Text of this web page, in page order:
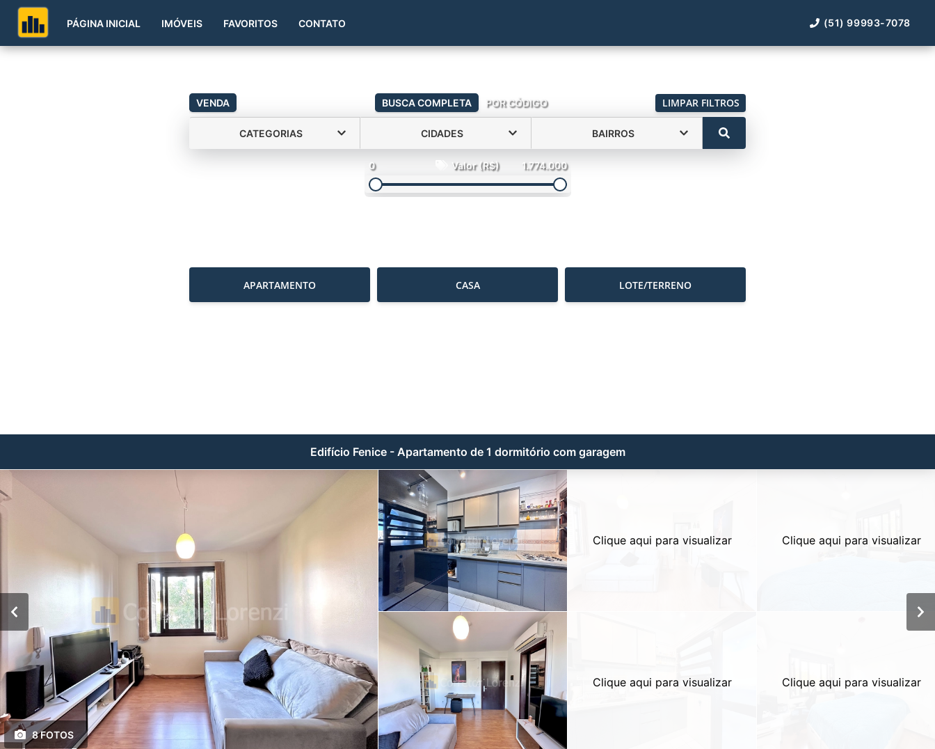
PÁGINA INICIAL IMÓVEIS FAVORITOS CONTATO (51) 99993-7078
VENDA BUSCA COMPLETA POR CÓDIGO LIMPAR FILTROS
CATEGORIAS CIDADES BAIRROS
0 Valor (R$) 1.774.000
APARTAMENTO CASA LOTE/TERRENO
Edifício Fenice - Apartamento de 1 dormitório com garagem
8 FOTOS
Clique aqui para visualizar
Clique aqui para visualizar
Clique aqui para visualizar
Clique aqui para visualizar